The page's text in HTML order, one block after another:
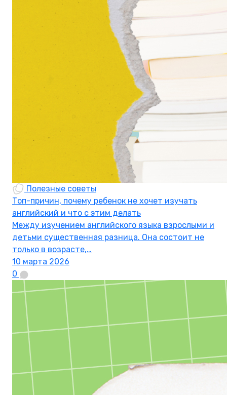
Полезные советы
Топ-причин, почему ребенок не хочет изучать
английский и что с этим делать
Между изучением английского языка взрослыми и
детьми существенная разница. Она состоит не
только в возрасте,…
10 марта 2026
0